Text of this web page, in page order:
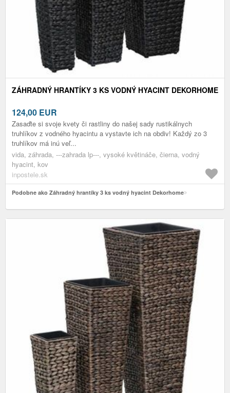
ZÁHRADNÝ HRANTÍKY 3 KS VODNÝ HYACINT DEKORHOME
124,00 EUR
Zasaďte si svoje kvety či rastliny do našej sady rustikálnych
truhlíkov z vodného hyacintu a vystavte ich na obdiv! Každý zo 3
truhlíkov má inú veľ...
vida, záhrada, ---zahrada lp---, vysoké květináče, čierna, vodný
hyacint, kov
inpostele.sk
Podobne ako Záhradný hrantíky 3 ks vodný hyacint Dekorhome